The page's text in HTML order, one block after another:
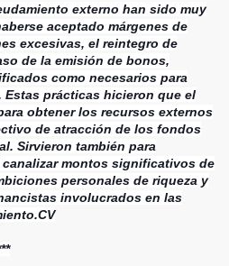
externo han sido muy
aceptado márgenes de
excesivas, el reintegro de
de la emisión de bonos,
como necesarios para
prácticas hicieron que el
obtener los recursos externos
de atracción de los fondos
Sirvieron también para
montos significativos de
personales de riqueza y
involucrados en las